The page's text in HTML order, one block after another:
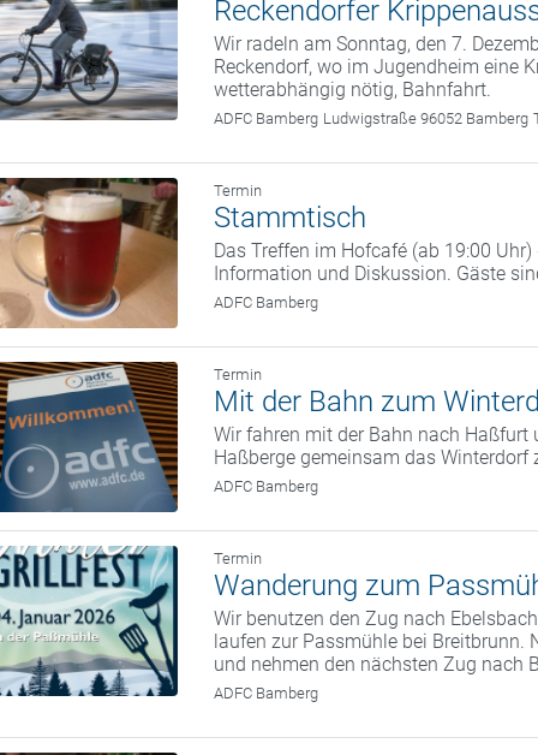
Reckendorfer
Wir radeln am Sonntag, den 7.
Reckendorf, wo im Jugendheim eine
wetterabhängig nötig, Bahnfahrt.
ADFC Bamberg Ludwigstraße 96052 Bamberg
Termin
Stammtisch
Das Treffen im Hofcafé (ab 19:00
Information und Diskussion. Gäste
ADFC Bamberg
Termin
Mit der Bahn zum
Wir fahren mit der Bahn nach
Haßberge gemeinsam das Winterdorf
ADFC Bamberg
Termin
Wanderung zum
Wir benutzen den Zug nach
laufen zur Passmühle bei Breitbrunn.
und nehmen den nächsten Zug nach
ADFC Bamberg